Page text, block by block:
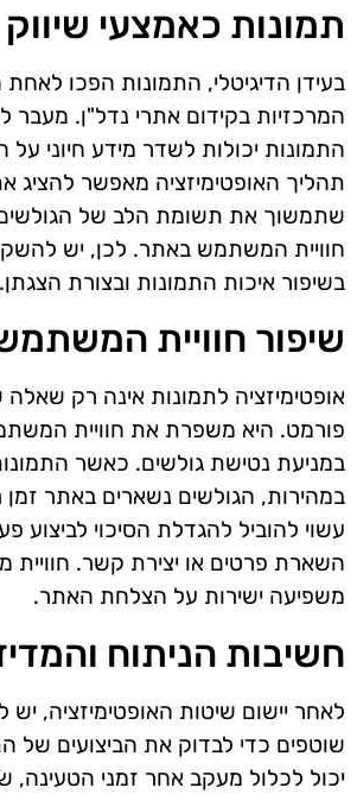
תמונות כאמצעי שיווק
בעידן הדיגיטלי, התמונות הפכו
המרכזיות בקידום אתרי נדל"ן. מעבר
התמונות יכולות לשדר מידע חיוני על
תהליך האופטימיזציה מאפשר להציג
שתמשוך את תשומת הלב של
חוויית המשתמש באתר. לכן, יש
בשיפור איכות התמונות ובצורת הצגתן.
שיפור חוויית
אופטימיזציה לתמונות אינה רק שאלה
פורמט. היא משפרת את חוויית
במניעת נטישת גולשים. כאשר
במהירות, הגולשים נשארים באתר
עשוי להוביל להגדלת הסיכוי לביצוע
השארת פרטים או יצירת קשר. חוויית
משפיעה ישירות על הצלחת האתר.
חשיבות הניתוח
לאחר יישום שיטות האופטימיזציה, יש
שוטפים כדי לבדוק את הביצועים של
יכול לכלול מעקב אחר זמני הטעינה,